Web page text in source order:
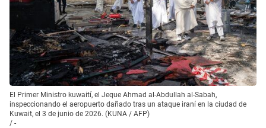
El Primer Ministro kuwaití, el Jeque Ahmad al-Abdullah al-Sabah,
inspeccionando el aeropuerto dañado tras un ataque iraní en la ciudad de
Kuwait, el 3 de junio de 2026. (KUNA / AFP)
/ -